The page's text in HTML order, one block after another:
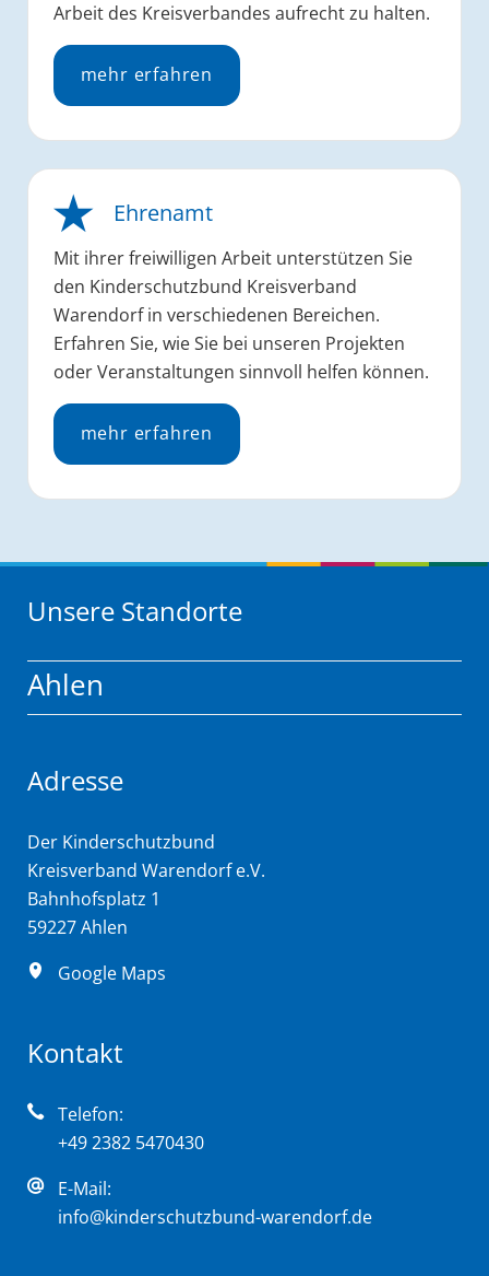
Arbeit des Kreisverbandes aufrecht zu halten.
mehr erfahren
Ehrenamt
Mit ihrer freiwilligen Arbeit unterstützen Sie
den Kinderschutzbund Kreisverband
Warendorf in verschiedenen Bereichen.
Erfahren Sie, wie Sie bei unseren Projekten
oder Veranstaltungen sinnvoll helfen können.
mehr erfahren
Unsere Standorte
Ahlen
Adresse
Der Kinderschutzbund
Kreisverband Warendorf e.V.
Bahnhofsplatz 1
59227 Ahlen
Google Maps
Kontakt
Telefon:
+49 2382 5470430
E-Mail:
info@kinderschutzbund-warendorf.de